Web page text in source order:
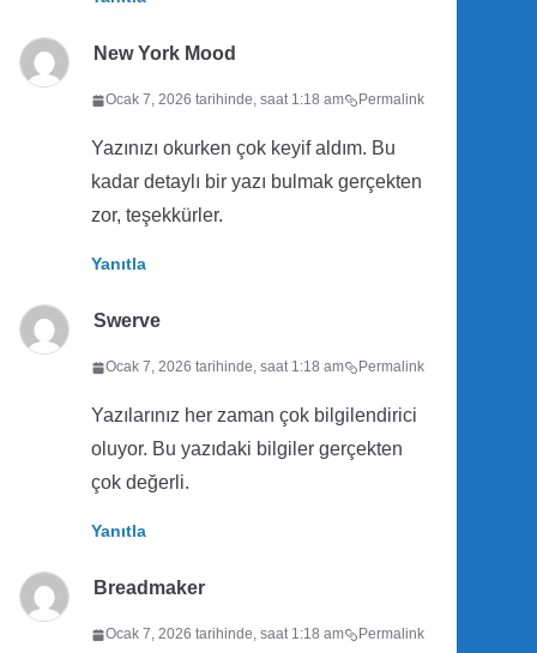
New York Mood
Ocak 7, 2026 tarihinde, saat 1:18 am Permalink
Yazınızı okurken çok keyif aldım. Bu
kadar detaylı bir yazı bulmak gerçekten
zor, teşekkürler.
Yanıtla
Swerve
Ocak 7, 2026 tarihinde, saat 1:18 am Permalink
Yazılarınız her zaman çok bilgilendirici
oluyor. Bu yazıdaki bilgiler gerçekten
çok değerli.
Yanıtla
Breadmaker
Ocak 7, 2026 tarihinde, saat 1:18 am Permalink